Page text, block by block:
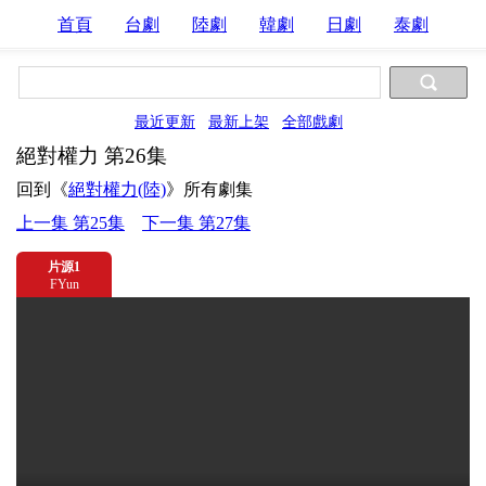
首頁 台劇 陸劇 韓劇 日劇 泰劇
最近更新 最新上架 全部戲劇
絕對權力 第26集
回到《絕對權力(陸)》所有劇集
上一集 第25集
下一集 第27集
片源1
FYun